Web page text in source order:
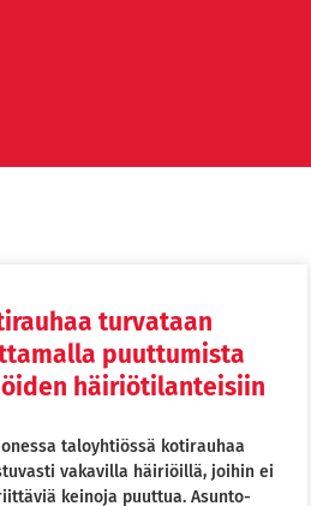
turvataan
puuttumista
häiriötilanteisiin
taloyhtiössä kotirauhaa
vakavilla häiriöillä, joihin ei
keinoja puuttua. Asunto-